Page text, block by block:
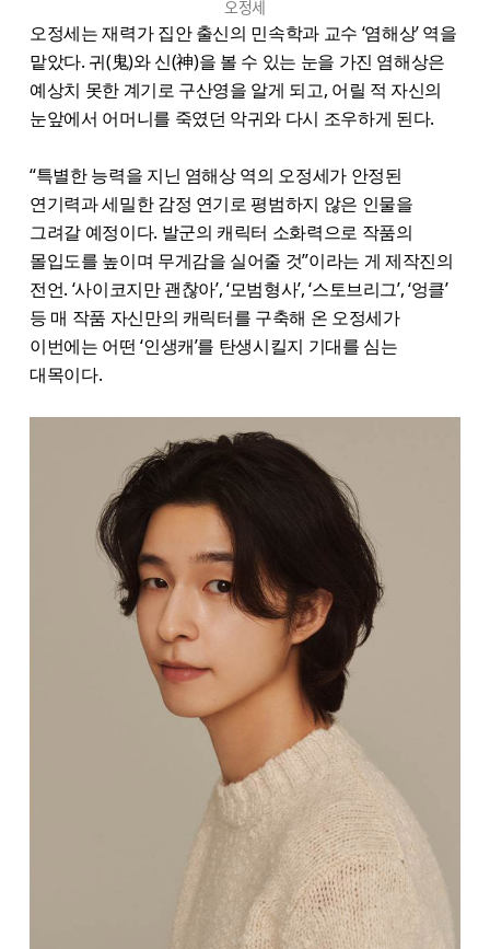
오정세
오정세는 재력가 집안 출신의 민속학과 교수 ‘염해상’ 역을
맡았다. 귀(鬼)와 신(神)을 볼 수 있는 눈을 가진 염해상은
예상치 못한 계기로 구산영을 알게 되고, 어릴 적 자신의
눈앞에서 어머니를 죽였던 악귀와 다시 조우하게 된다.
“특별한 능력을 지닌 염해상 역의 오정세가 안정된
연기력과 세밀한 감정 연기로 평범하지 않은 인물을
그려갈 예정이다. 발군의 캐릭터 소화력으로 작품의
몰입도를 높이며 무게감을 실어줄 것”이라는 게 제작진의
전언. ‘사이코지만 괜찮아’, ‘모범형사’, ‘스토브리그’, ‘엉클’
등 매 작품 자신만의 캐릭터를 구축해 온 오정세가
이번에는 어떤 ‘인생캐’를 탄생시킬지 기대를 심는
대목이다.